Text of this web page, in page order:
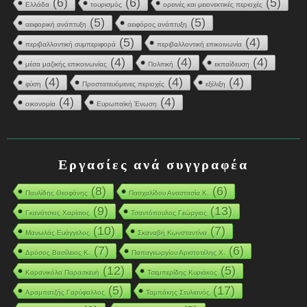
Ελλάδα τουρισμός ορεινές και μειονεκτικές περιοχές
αειφορική ανάπτυξη (5) αειφόρος ανάπτυξη (5)
περιβαλλοντική συμπεριφορά (5) περιβαλλοντική επικοινωνία (4)
μέσα μαζικής επικοινωνίας (4) Πολιτική (4) εκπαίδευση (4)
φύση (4) Προστατευόμενες περιοχές (4) εξέλιξη (4)
οικονομία (4) Ευρωπαϊκή Ένωση (4)
Εργασίες ανά συγγραφέα
Παυλίδης Θεοφάνης(8) Πασχαλίδου Αναστασία Κ. (6)
Γκανάτσιος Χαρίσιος(9) Τσαντόπουλος Γεώργιος(13)
Μανωλάς Ευάγγελος(10) Σκαναβή Κωνσταντίνα(7)
Δρόσος Βασίλειος Κ. (7) Παπαγεωργίου Αριστοτέλης Χ. (6)
Καρανικόλα Παρασκευή(12) Τσεμπερίδης Κυριάκος(5)
Αραμπατζής Γαρύφαλλος(5) Ταμπάκης Στυλιανός(17)